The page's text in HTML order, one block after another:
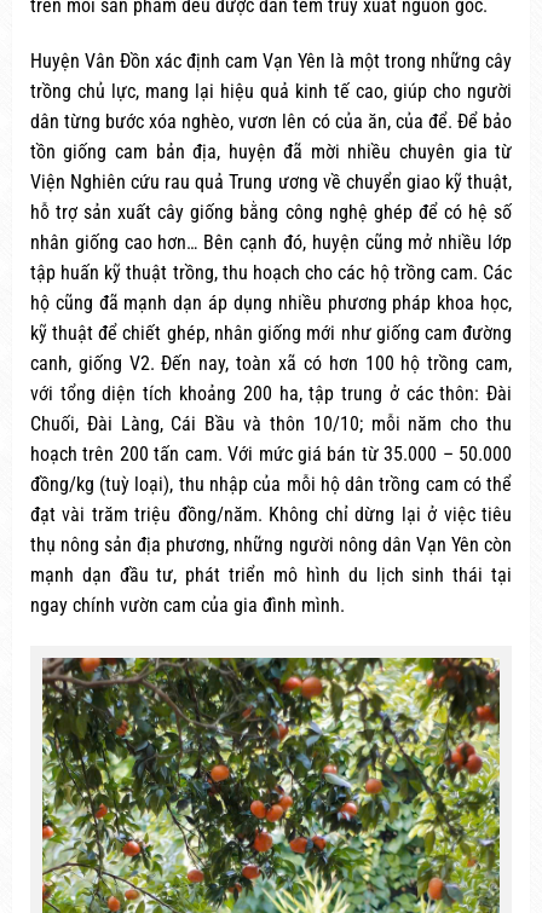
trên mỗi sản phẩm đều được dán tem truy xuất nguồn gốc.
Huyện Vân Đồn xác định cam Vạn Yên là một trong những cây
trồng chủ lực, mang lại hiệu quả kinh tế cao, giúp cho người
dân từng bước xóa nghèo, vươn lên có của ăn, của để. Để bảo
tồn giống cam bản địa, huyện đã mời nhiều chuyên gia từ
Viện Nghiên cứu rau quả Trung ương về chuyển giao kỹ thuật,
hỗ trợ sản xuất cây giống bằng công nghệ ghép để có hệ số
nhân giống cao hơn… Bên cạnh đó, huyện cũng mở nhiều lớp
tập huấn kỹ thuật trồng, thu hoạch cho các hộ trồng cam. Các
hộ cũng đã mạnh dạn áp dụng nhiều phương pháp khoa học,
kỹ thuật để chiết ghép, nhân giống mới như giống cam đường
canh, giống V2. Đến nay, toàn xã có hơn 100 hộ trồng cam,
với tổng diện tích khoảng 200 ha, tập trung ở các thôn: Đài
Chuối, Đài Làng, Cái Bầu và thôn 10/10; mỗi năm cho thu
hoạch trên 200 tấn cam. Với mức giá bán từ 35.000 – 50.000
đồng/kg (tuỳ loại), thu nhập của mỗi hộ dân trồng cam có thể
đạt vài trăm triệu đồng/năm. Không chỉ dừng lại ở việc tiêu
thụ nông sản địa phương, những người nông dân Vạn Yên còn
mạnh dạn đầu tư, phát triển mô hình du lịch sinh thái tại
ngay chính vườn cam của gia đình mình.